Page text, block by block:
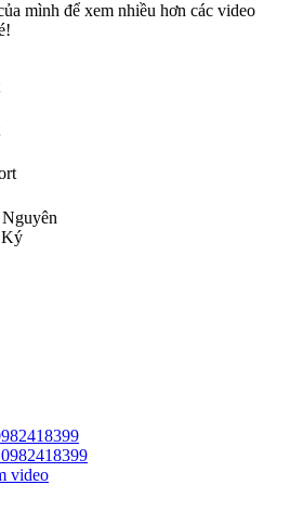
mình để xem nhiều hơn các video
Ký
video